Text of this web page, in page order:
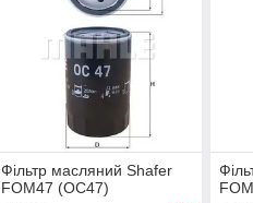
Фільтр масляний Shafer
FOM47 (OC47)